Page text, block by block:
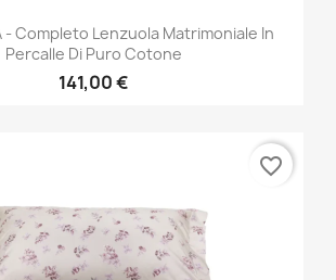
- Completo Lenzuola Matrimoniale In
Percalle Di Puro Cotone
141,00 €
favorite_border